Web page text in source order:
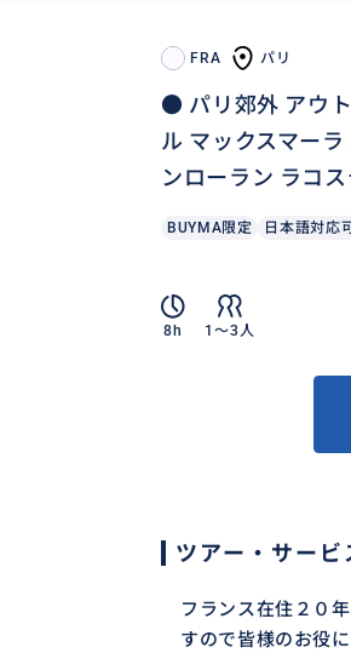
FRA パリ
● パリ郊外 アウ
ル マックスマー
ンローラン ラコ
BUYMA限定 日本語対応
8h 1〜3人
ツアー・サービ
フランス在住２０
すので皆様のお役